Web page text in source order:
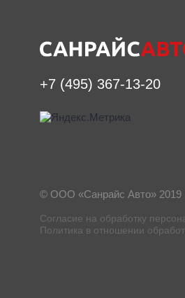
+7 (495) 367-13-20
© ООО «Санрайс Авто» 2019
Согласие на обработку
Политика в отношении